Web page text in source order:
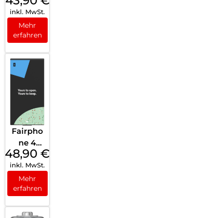
ne
(Gen.6)
Battery
inkl. MwSt.
Mehr
erfahren
Fairpho
ne 4
Batterie
48,90 €
inkl. MwSt.
Mehr
erfahren